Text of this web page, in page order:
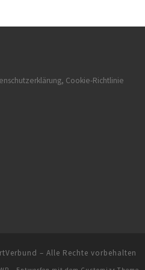
Cookie-Richtlinie
– Alle Rechte vorbehalten